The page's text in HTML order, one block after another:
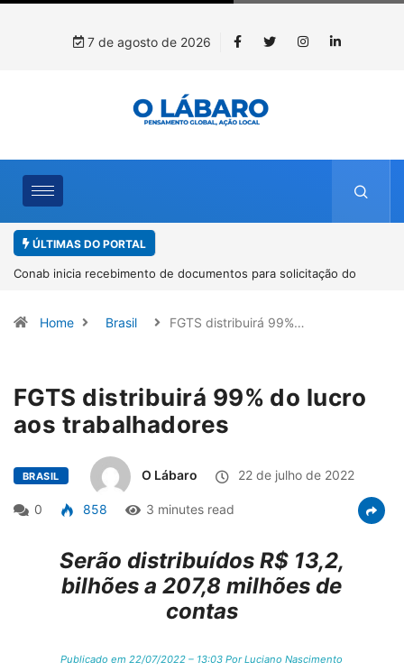
7 de agosto de 2026
ÚLTIMAS DO PORTAL
Workshop internacional debate futuro da piscicultura com
Home Brasil FGTS distribuirá 99%…
FGTS distribuirá 99% do lucro
aos trabalhadores
BRASIL O Lábaro 22 de julho de 2022
0 858 3 minutes read
Serão distribuídos R$ 13,2,
bilhões a 207,8 milhões de
contas
Publicado em 22/07/2022 – 13:03 Por Luciano Nascimento